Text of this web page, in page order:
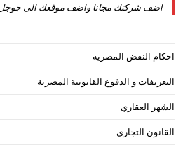
tab
new
اضف شركتك مجانا واضف موقعك الى جوجل
احكام النقض المصرية
التعريفات و الدفوع القانونية المصرية
الشهر العقاري
القانون التجاري